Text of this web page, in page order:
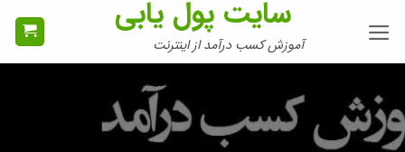
سایت پول یابی
آموزش کسب درآمد از اینترنت